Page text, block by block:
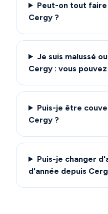
Peut-on tout faire
Cergy ?
Je suis malussé
Cergy : vous
Puis-je être
Cergy ?
Puis-je changer
d'année depuis